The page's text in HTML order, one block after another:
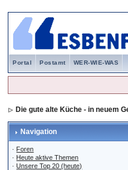
Portal Postamt WER-WIE-WAS
Die gute alte Küche - in neuem
Navigation
· Foren
· Heute aktive Themen
·Unsere Top 20 (heute)